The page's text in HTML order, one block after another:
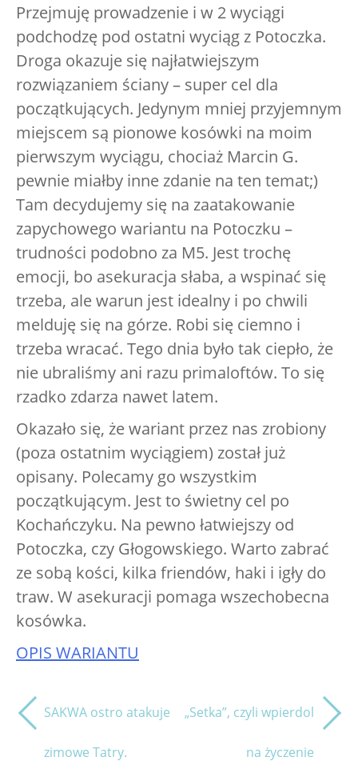
Przejmuję prowadzenie i w 2 wyciągi
podchodzę pod ostatni wyciąg z Potoczka.
Droga okazuje się najłatwiejszym
rozwiązaniem ściany – super cel dla
początkujących. Jedynym mniej przyjemnym
miejscem są pionowe kosówki na moim
pierwszym wyciągu, chociaż Marcin G.
pewnie miałby inne zdanie na ten temat;)
Tam decydujemy się na zaatakowanie
zapychowego wariantu na Potoczku –
trudności podobno za M5. Jest trochę
emocji, bo asekuracja słaba, a wspinać się
trzeba, ale warun jest idealny i po chwili
melduję się na górze. Robi się ciemno i
trzeba wracać. Tego dnia było tak ciepło, że
nie ubraliśmy ani razu primaloftów. To się
rzadko zdarza nawet latem.
Okazało się, że wariant przez nas zrobiony
(poza ostatnim wyciągiem) został już
opisany. Polecamy go wszystkim
początkującym. Jest to świetny cel po
Kochańczyku. Na pewno łatwiejszy od
Potoczka, czy Głogowskiego. Warto zabrać
ze sobą kości, kilka friendów, haki i igły do
traw. W asekuracji pomaga wszechobecna
kosówka.
OPIS WARIANTU
NAWIGACJA
WPISU
„Setka”, czyli wpierdol
na życzenie
SAKWA ostro atakuje
zimowe Tatry.